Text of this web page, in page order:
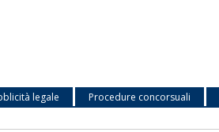
legale Procedure concorsuali